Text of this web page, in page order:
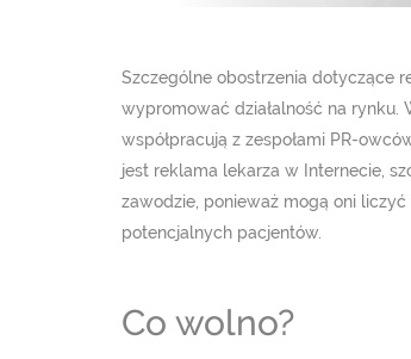
Szczególne obostrzenia dotyczące
wypromować działalność na
współpracują z zespołami PR-
jest reklama lekarza w Internecie,
zawodzie, ponieważ mogą oni
potencjalnych pacjentów.
Co wolno?